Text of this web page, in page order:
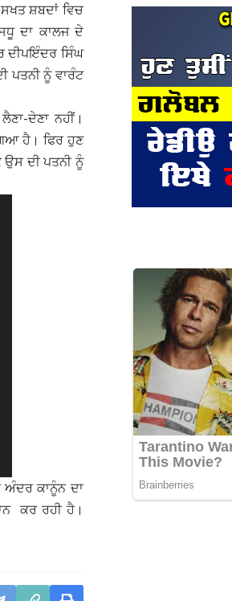
ਸ਼ਬਦਾਂ ਵਿਚ
ਦਾ ਕਾਲਜ ਦੇ
ਦੀਪਇੰਦਰ ਸਿੰਘ
ਪਤਨੀ ਨੂੰ ਵਾਰੰਟ
ਦੇਣਾ ਨਹੀਂ।
ਹੈ। ਫਿਰ ਹੁਣ
ਦੀ ਪਤਨੀ ਨੂੰ
ਅੰਦਰ ਕਾਨੂੰਨ ਦਾ
ਕਰ ਰਹੀ ਹੈ।